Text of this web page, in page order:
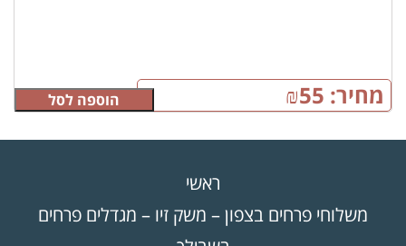
מחיר: ₪55 הוספה לסל
ראשי
משלוחי פרחים בצפון – משק זיו – מגדלים פרחים